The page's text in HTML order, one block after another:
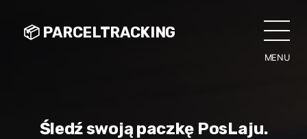
MENU
📦 PARCELTRACKING
Śledź swoją paczkę PosLaju.